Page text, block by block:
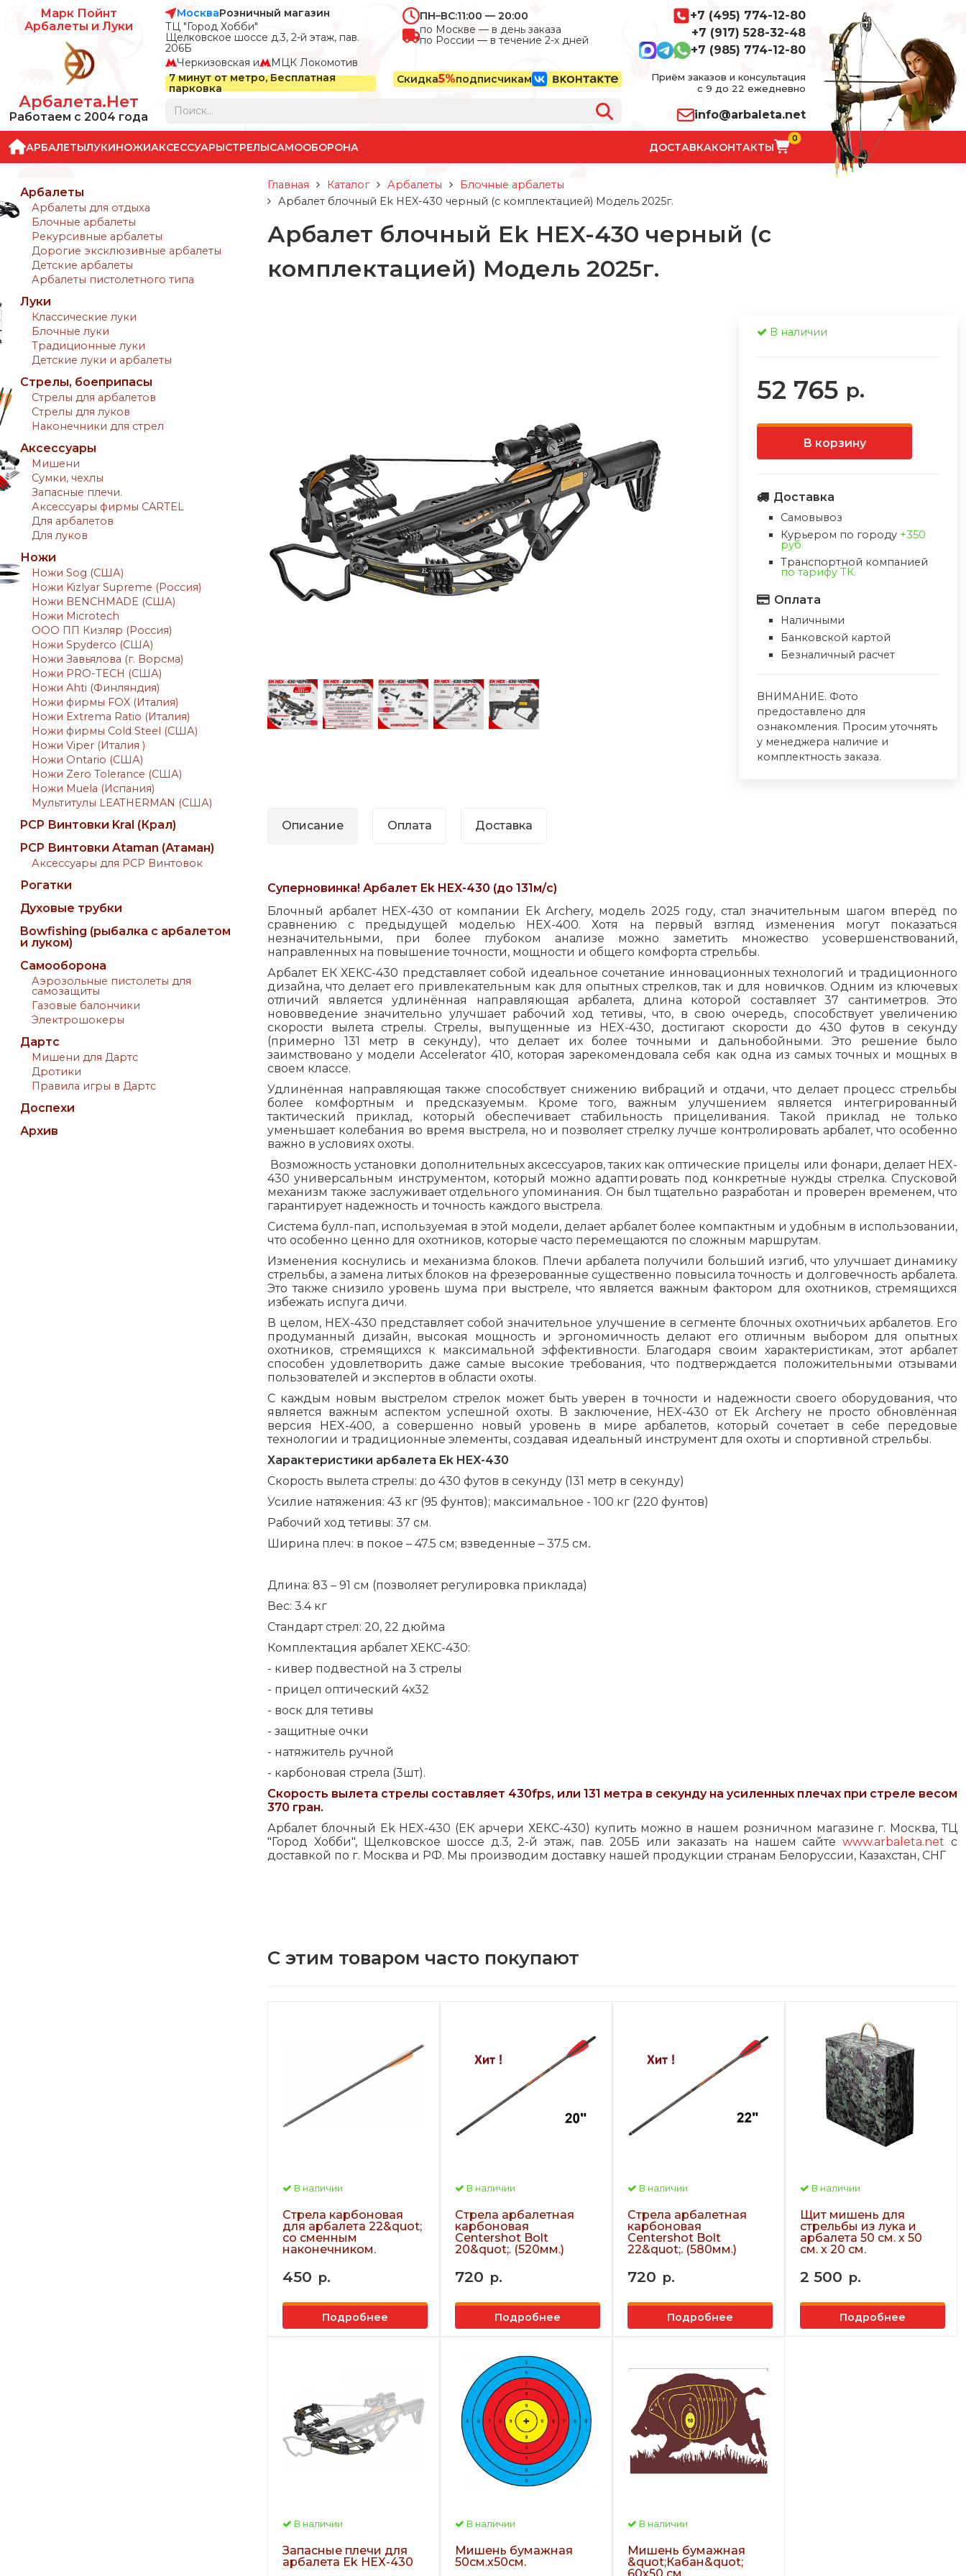
Марк Пойнт
Арбалеты и Луки
Арбалета.Нет
Работаем с 2004 года
МоскваРозничный магазин
ТЦ "Город Хобби"
Щелковское шоссе д.3, 2-й этаж, пав.
206Б
Черкизовская и
МЦК Локомотив
ПН–ВС:11:00 — 20:00
по Москве — в день заказа
по России — в течение 2-х дней
7 минут от метро, Бесплатная
парковка
Скидка5%подписчикам
+7 (495) 774-12-80
+7 (917) 528-32-48
+7 (985) 774-12-80
Приём заказов и консультация
с 9 до 22 ежедневно
info@arbaleta.net
АРБАЛЕТЫЛУКИНОЖИАКСЕССУАРЫСТРЕЛЫСАМООБОРОНА ДОСТАВКАКОНТАКТЫ
0
Арбалеты
Арбалеты для отдыха
Блочные арбалеты
Рекурсивные арбалеты
Дорогие эксклюзивные арбалеты
Детские арбалеты
Арбалеты пистолетного типа
Луки
Классические луки
Блочные луки
Традиционные луки
Детские луки и арбалеты
Стрелы, боеприпасы
Стрелы для арбалетов
Стрелы для луков
Наконечники для стрел
Аксессуары
Мишени
Сумки, чехлы
Запасные плечи.
Аксессуары фирмы CARTEL
Для арбалетов
Для луков
Ножи
Ножи Sog (США)
Ножи Kizlyar Supreme (Россия)
Ножи BENCHMADE (США)
Ножи Microtech
ООО ПП Кизляр (Россия)
Ножи Spyderco (США)
Ножи Завьялова (г. Ворсма)
Ножи PRO-TECH (США)
Ножи Ahti (Финляндия)
Ножи фирмы FOX (Италия)
Ножи Extrema Ratio (Италия)
Ножи фирмы Cold Steel (США)
Ножи Viper (Италия )
Ножи Ontario (США)
Ножи Zero Tolerance (США)
Ножи Muela (Испания)
Мультитулы LEATHERMAN (США)
PCP Винтовки Kral (Крал)
PCP Винтовки Ataman (Атаман)
Аксессуары для PCP Винтовок
Рогатки
Духовые трубки
Bowfishing (рыбалка с арбалетом
и луком)
Самооборона
Аэрозольные пистолеты для
самозащиты
Газовые балончики
Электрошокеры
Дартс
Мишени для Дартс
Дротики
Правила игры в Дартс
Доспехи
Архив
Главная Каталог Арбалеты
Блочные арбалеты
Арбалет блочный Ek HEX-430 черный (c комплектацией) Модель 2025г.
Арбалет блочный Ek HEX-430 черный (c
комплектацией) Модель 2025г.
В наличии
52 765 р.
В корзину
Доставка
Самовывоз
Курьером по городу +350
руб.
Транспортной компанией
по тарифу ТК.
Оплата
Наличными
Банковской картой
Безналичный расчет
ВНИМАНИЕ. Фото
предоставлено для
ознакомления. Просим уточнять
у менеджера наличие и
комплектность заказа.
Описание Оплата Доставка
Суперновинка! Арбалет Ek HEX-430 (до 131м/с)
Блочный арбалет HEX-430 от компании Ek Archery, модель 2025 году, стал значительным шагом вперёд по
сравнению с предыдущей моделью HEX-400. Хотя на первый взгляд изменения могут показаться
незначительными, при более глубоком анализе можно заметить множество усовершенствований,
направленных на повышение точности, мощности и общего комфорта стрельбы.
Арбалет ЕК ХЕКС-430 представляет собой идеальное сочетание инновационных технологий и традиционного
дизайна, что делает его привлекательным как для опытных стрелков, так и для новичков. Одним из ключевых
отличий является удлинённая направляющая арбалета, длина которой составляет 37 сантиметров. Это
нововведение значительно улучшает рабочий ход тетивы, что, в свою очередь, способствует увеличению
скорости вылета стрелы. Стрелы, выпущенные из HEX-430, достигают скорости до 430 футов в секунду
(примерно 131 метр в секунду), что делает их более точными и дальнобойными. Это решение было
заимствовано у модели Accelerator 410, которая зарекомендовала себя как одна из самых точных и мощных в
своем классе.
Удлинённая направляющая также способствует снижению вибраций и отдачи, что делает процесс стрельбы
более комфортным и предсказуемым. Кроме того, важным улучшением является интегрированный
тактический приклад, который обеспечивает стабильность прицеливания. Такой приклад не только
уменьшает колебания во время выстрела, но и позволяет стрелку лучше контролировать арбалет, что особенно
важно в условиях охоты.
Возможность установки дополнительных аксессуаров, таких как оптические прицелы или фонари, делает HEX-
430 универсальным инструментом, который можно адаптировать под конкретные нужды стрелка. Спусковой
механизм также заслуживает отдельного упоминания. Он был тщательно разработан и проверен временем, что
гарантирует надежность и точность каждого выстрела.
Система булл-пап, используемая в этой модели, делает арбалет более компактным и удобным в использовании,
что особенно ценно для охотников, которые часто перемещаются по сложным маршрутам.
Изменения коснулись и механизма блоков. Плечи арбалета получили больший изгиб, что улучшает динамику
стрельбы, а замена литых блоков на фрезерованные существенно повысила точность и долговечность арбалета.
Это также снизило уровень шума при выстреле, что является важным фактором для охотников, стремящихся
избежать испуга дичи.
В целом, HEX-430 представляет собой значительное улучшение в сегменте блочных охотничьих арбалетов. Его
продуманный дизайн, высокая мощность и эргономичность делают его отличным выбором для опытных
охотников, стремящихся к максимальной эффективности. Благодаря своим характеристикам, этот арбалет
способен удовлетворить даже самые высокие требования, что подтверждается положительными отзывами
пользователей и экспертов в области охоты.
С каждым новым выстрелом стрелок может быть уверен в точности и надежности своего оборудования, что
является важным аспектом успешной охоты. В заключение, HEX-430 от Ek Archery не просто обновлённая
версия HEX-400, а совершенно новый уровень в мире арбалетов, который сочетает в себе передовые
технологии и традиционные элементы, создавая идеальный инструмент для охоты и спортивной стрельбы.
Характеристики арбалета Ek HEX-430
Скорость вылета стрелы: до 430 футов в секунду (131 метр в секунду)
Усилие натяжения: 43 кг (95 фунтов); максимальное - 100 кг (220 фунтов)
Рабочий ход тетивы: 37 см.
Ширина плеч: в покое – 47.5 см; взведенные – 37.5 см.
Длина: 83 – 91 см (позволяет регулировка приклада)
Вес: 3.4 кг
Стандарт стрел: 20, 22 дюйма
Комплектация арбалет ХЕКС-430:
- кивер подвестной на 3 стрелы
- прицел оптический 4х32
- воск для тетивы
- защитные очки
- натяжитель ручной
- карбоновая стрела (3шт).
Скорость вылета стрелы составляет 430fps, или 131 метра в секунду на усиленных плечах при стреле весом
370 гран.
Арбалет блочный Ek HEX-430 (ЕК арчери ХЕКС-430) купить можно в нашем розничном магазине г. Москва, ТЦ
"Город Хобби", Щелковское шоссе д.3, 2-й этаж, пав. 205Б или заказать на нашем сайтеwww.arbaleta.net с
доставкой по г. Москва и РФ. Мы производим доставку нашей продукции странам Белоруссии, Казахстан, СНГ
С этим товаром часто покупают
В наличии
Стрела карбоновая
для арбалета 22&quot;
со сменным
наконечником.
450 р.
Подробнее
В наличии
Стрела арбалетная
карбоновая
Centershot Bolt
20&quot;. (520мм.)
720 р.
Подробнее
В наличии
Стрела арбалетная
карбоновая
Centershot Bolt
22&quot;. (580мм.)
720 р.
Подробнее
В наличии
Щит мишень для
стрельбы из лука и
арбалета 50 см. х 50
см. х 20 см.
2 500 р.
Подробнее
В наличии
Запасные плечи для
арбалета Ek HEX-430
В наличии
Мишень бумажная
50см.х50см.
В наличии
Мишень бумажная
&quot;Кабан&quot;